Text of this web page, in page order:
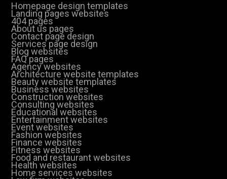
Homepage design templates
Landing pages websites
404 pages
About us pages
Contact page design
Services page design
Blog websites
FAQ pages
Agency websites
Architecture website templates
Beauty website templates
Business websites
Construction websites
Consulting websites
Educational websites
Entertainment websites
Event websites
Fashion websites
Finance websites
Fitness websites
Food and restaurant websites
Health websites
Home services websites